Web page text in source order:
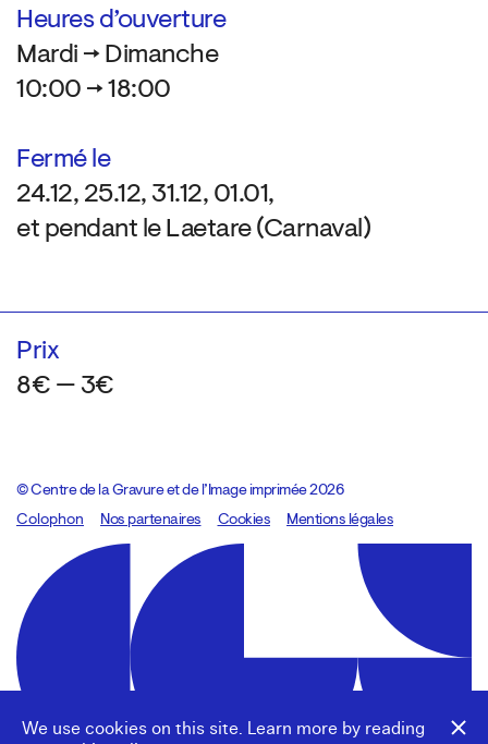
We use cookies on this site. Learn more by reading
Heures d’ouverture
Mardi → Dimanche
10:00 → 18:00
Fermé le
24.12, 25.12, 31.12, 01.01,
et pendant le Laetare (Carnaval)
Prix
8€ — 3€
© Centre de la Gravure et de l’Image imprimée 2026
Colophon
Design:Marcel Kaczmarek, code:8080.studio
Nos partenaires Cookies Mentions légales